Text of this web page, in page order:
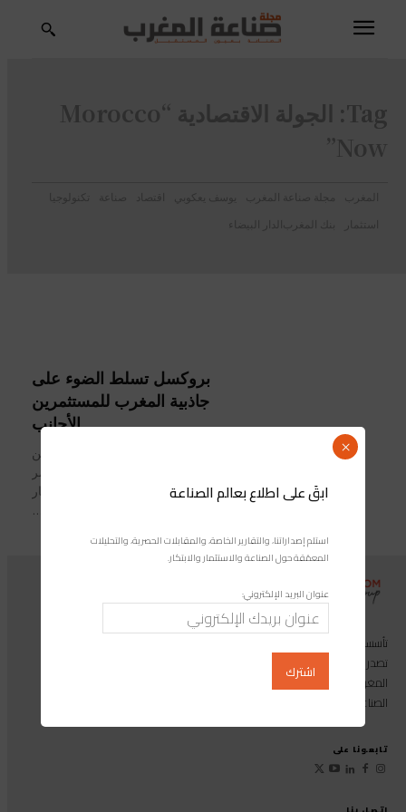
Tag:
الجولة الاقتصادية “Morocco
Now”
المغرب مجلة صناعة المغرب يوسف يعكوبي اقتصاد صناعة
تكنولوجيا
استثمار
بنك المغرب الدار البيضاء
بروكسل تسلط الضوء على
جاذبية المغرب للمستثمرين
الأجانب
أكد المغرب مجدداً جاذبيته للمستثمرين
الأجانب، لا سيما الأوروبيين، خلال مؤتمر
نظم مساء الثلاثاء في بروكسل تحت شعار
“المغرب وأوروبا: شركاء في بناء النمو...
تصدر المجلة الرائدة المخصصة للصناعة والاستثمار والابتكار: مجلة «صناعة
المغرب»، بالإضافة إلى أول منصة رقمية موجهة لخدمة المهنيين في القطاع
الصناعي.
تابعونا على
ابقَ على اطلاع بعالم الصناعة
استلم إصداراتنا، والتقارير الخاصة، والمقابلات الحصرية، والتحليلات
المعمّقة حول الصناعة والاستثمار والابتكار.
عنوان البريد الإلكتروني:
×